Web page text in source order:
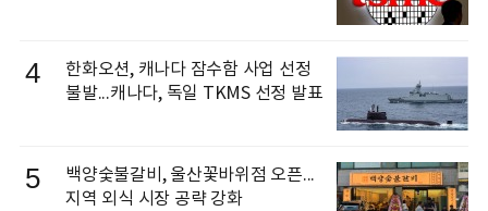
4
한화오션, 캐나다 잠수함 사업 선정
불발...캐나다, 독일 TKMS 선정 발표
5
백양숯불갈비, 울산꽃바위점 오픈...
지역 외식 시장 공략 강화